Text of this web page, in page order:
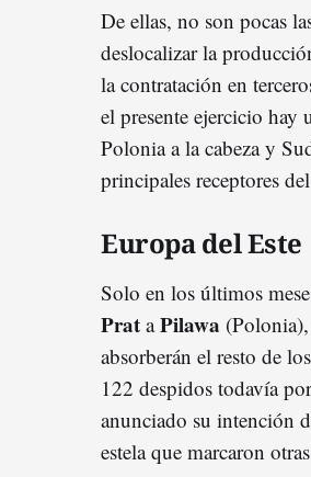
De ellas, no son pocas
deslocalizar la
la contratación en
el presente ejercicio hay
Polonia a la cabeza y
principales receptores
Europa del Este
Solo en los últimos
Prat aPilawa
absorberán el resto de
122 despidos todavía
anunciado su intención
estela que marcaron